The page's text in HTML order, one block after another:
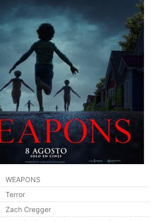
WEAPONS
Terror
Zach Cregger